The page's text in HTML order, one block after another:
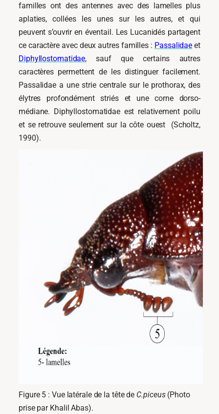
familles ont des antennes avec des lamelles plus
aplaties, collées les unes sur les autres, et qui
peuvent s’ouvrir en éventail. Les Lucanidés partagent
ce caractère avec deux autres familles : Passalidae et
Diphyllostomatidae, sauf que certains autres
caractères permettent de les distinguer facilement.
Passalidae a une strie centrale sur le prothorax, des
élytres profondément striés et une corne dorso-
médiane. Diphyllostomatidae est relativement poilu
et se retrouve seulement sur la côte ouest (Scholtz,
1990).
Figure 5 : Vue latérale de la tête de C.piceus(Photo
prise par Khalil Abas).